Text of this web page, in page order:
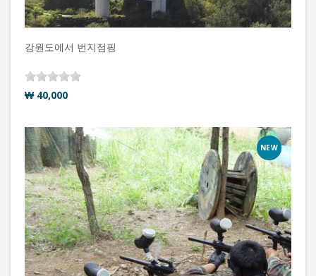
강원도에서 번지점핑
₩ 40,000
NEW